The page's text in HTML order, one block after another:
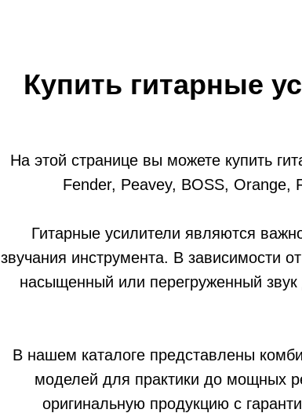
Купить гитарные
На этой странице вы можете купить
Fender, Peavey, BOSS, Orange,
Гитарные усилители являются
звучания инструмента. В зависимости
насыщенный или перегруженный
В нашем каталоге представлены
моделей для практики до мощных
оригинальную продукцию с